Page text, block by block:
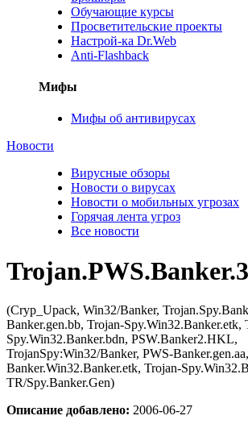
Обучающие курсы
Просветительские проекты
Настрой-ка Dr.Web
Anti-Flashback
Мифы
Мифы об антивирусах
Новости
Вирусные обзоры
Новости о вирусах
Новости о мобильных угрозах
Горячая лента угроз
Все новости
(Cryp_Upack, Win32/Banker,
Banker.gen.bb, Trojan-Spy.Win32.Banker.etk,
Spy.Win32.Banker.bdn, PSW.Banker2.HKL,
TrojanSpy:Win32/Banker, PWS-
Banker.Win32.Banker.etk, Trojan-
TR/Spy.Banker.Gen)
Описание добавлено: 2006-06-27